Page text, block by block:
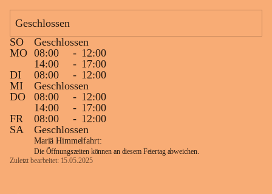
Geschlossen
SO
Geschlossen
MO 08:00 - 12:00
14:00
- 17:00
DI
08:00 - 12:00
MI
Geschlossen
DO
08:00 - 12:00
14:00
- 17:00
FR
08:00 - 12:00
SA
Geschlossen
Mariä Himmelfahrt:
Die Öffnungszeiten können an diesem Feiertag abweichen.
Zuletzt bearbeitet: 15.05.2025